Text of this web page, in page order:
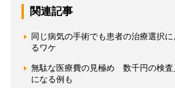
関連記事
同じ病気の手術でも患者の治療選択
るワケ
無駄な医療費の見極め 数千円の検査
になる例も